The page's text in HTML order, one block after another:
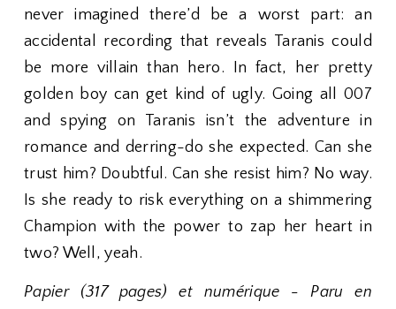
never imagined there’d be a worst part: an
accidental recording that reveals Taranis could
be more villain than hero. In fact, her pretty
golden boy can get kind of ugly. Going all 007
and spying on Taranis isn’t the adventure in
romance and derring-do she expected. Can she
trust him? Doubtful. Can she resist him? No way.
Is she ready to risk everything on a shimmering
Champion with the power to zap her heart in
two? Well, yeah.
Papier (317 pages) et numérique - Paru en